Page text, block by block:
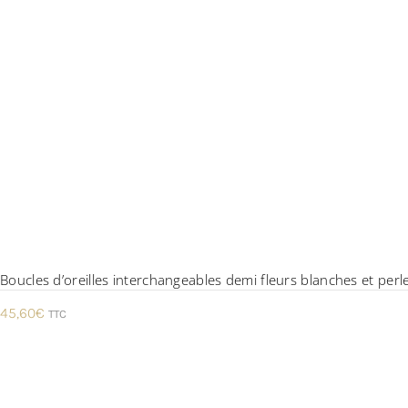
Boucles d’oreilles interchangeables demi fleurs blanches et
45,60€ TTC